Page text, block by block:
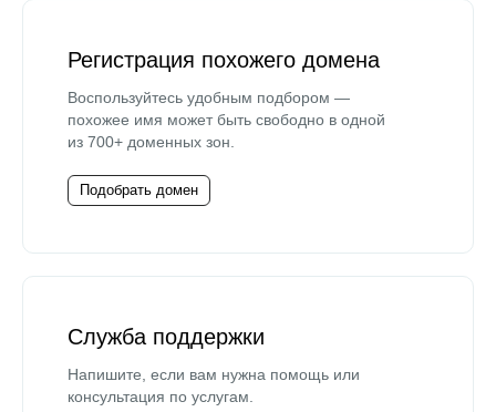
Регистрация похожего домена
Воспользуйтесь удобным подбором —
похожее имя может быть свободно в одной
из 700+ доменных зон.
Подобрать домен
Служба поддержки
Напишите, если вам нужна помощь или
консультация по услугам.